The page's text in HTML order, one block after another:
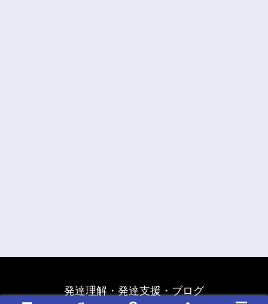
発達理解・発達支援・ブログ